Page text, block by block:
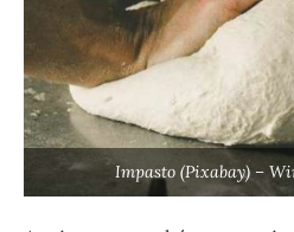
Impasto (Pixabay) –